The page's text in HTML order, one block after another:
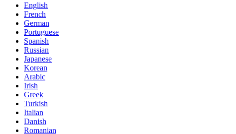
English
French
German
Portuguese
Spanish
Russian
Japanese
Korean
Arabic
Irish
Greek
Turkish
Italian
Danish
Romanian